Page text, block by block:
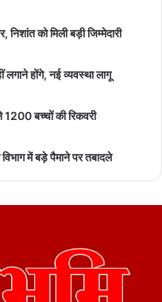
को मिली बड़ी जिम्मेदारी
लगाने होंगे, नई व्यवस्था लागू
1200 बच्चों की रिकवरी
में बड़े पैमाने पर तबादले